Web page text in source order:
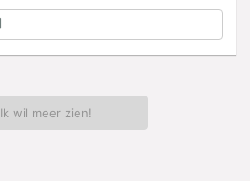
Ik wil meer zien!